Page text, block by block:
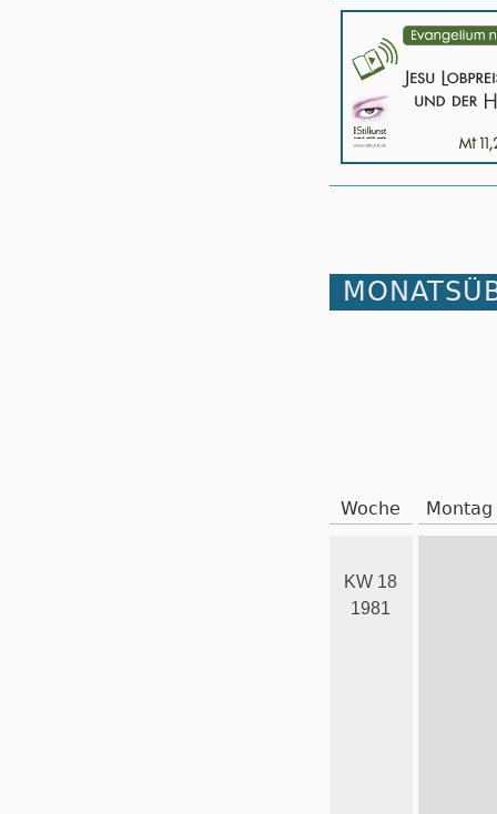
Woche Montag
KW 18
1981